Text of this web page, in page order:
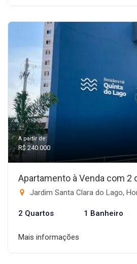
A partir de:
R$ 240.000
Apartamento à Venda com 2
Jardim Santa Clara do Lago,
2 Quartos 1 Banheiro
Mais informações